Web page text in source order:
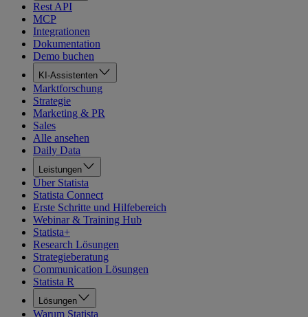
Rest API
MCP
Integrationen
Dokumentation
Demo buchen
KI-Assistenten
Marktforschung
Strategie
Marketing & PR
Sales
Alle ansehen
Daily Data
Leistungen
Über Statista
Statista Connect
Erste Schritte und Hilfebereich
Webinar & Training Hub
Statista+
Research Lösungen
Strategieberatung
Communication Lösungen
Statista R
Lösungen
Warum Statista